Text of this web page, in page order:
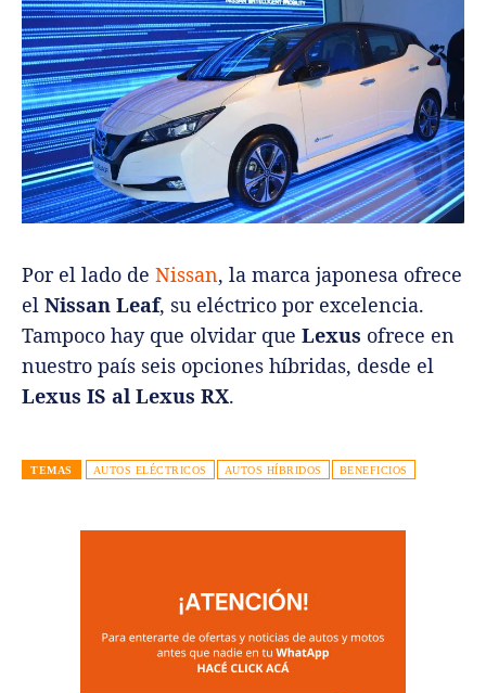
Por el lado de Nissan, la marca japonesa ofrece
el Nissan Leaf, su eléctrico por excelencia.
Tampoco hay que olvidar que Lexus ofrece en
nuestro país seis opciones híbridas, desde el
Lexus IS al Lexus RX.
TEMAS AUTOS ELÉCTRICOS AUTOS HÍBRIDOS BENEFICIOS